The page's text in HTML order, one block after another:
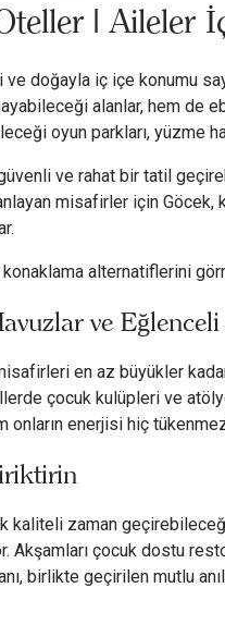
| Aileler
doğayla iç içe konumu
alanlar, hem
oyun parkları, yüzme
ve rahat bir tatil
misafirler için Göcek,
konaklama alternatiflerini
ve
en az büyükler
çocuk kulüpleri ve
enerjisi hiç
kaliteli zaman
Akşamları çocuk dostu
birlikte geçirilen mutlu